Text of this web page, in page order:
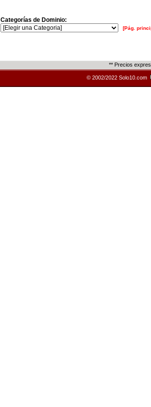
Categorías de Dominio:
[Pág.
** Precios
© 2002/2022 Solo10.com